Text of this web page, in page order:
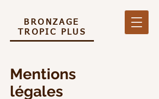
BRONZAGE
TROPIC PLUS
Mentions
légales